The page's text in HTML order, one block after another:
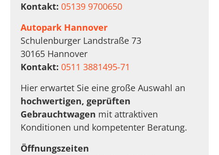
Kontakt: 05139 9700650
Autopark Hannover
Schulenburger Landstraße 73
30165 Hannover
Kontakt: 0511 3881495-71
Hier erwartet Sie eine große Auswahl an
hochwertigen, geprüften
Gebrauchtwagen mit attraktiven
Konditionen und kompetenter Beratung.
Öffnungszeiten